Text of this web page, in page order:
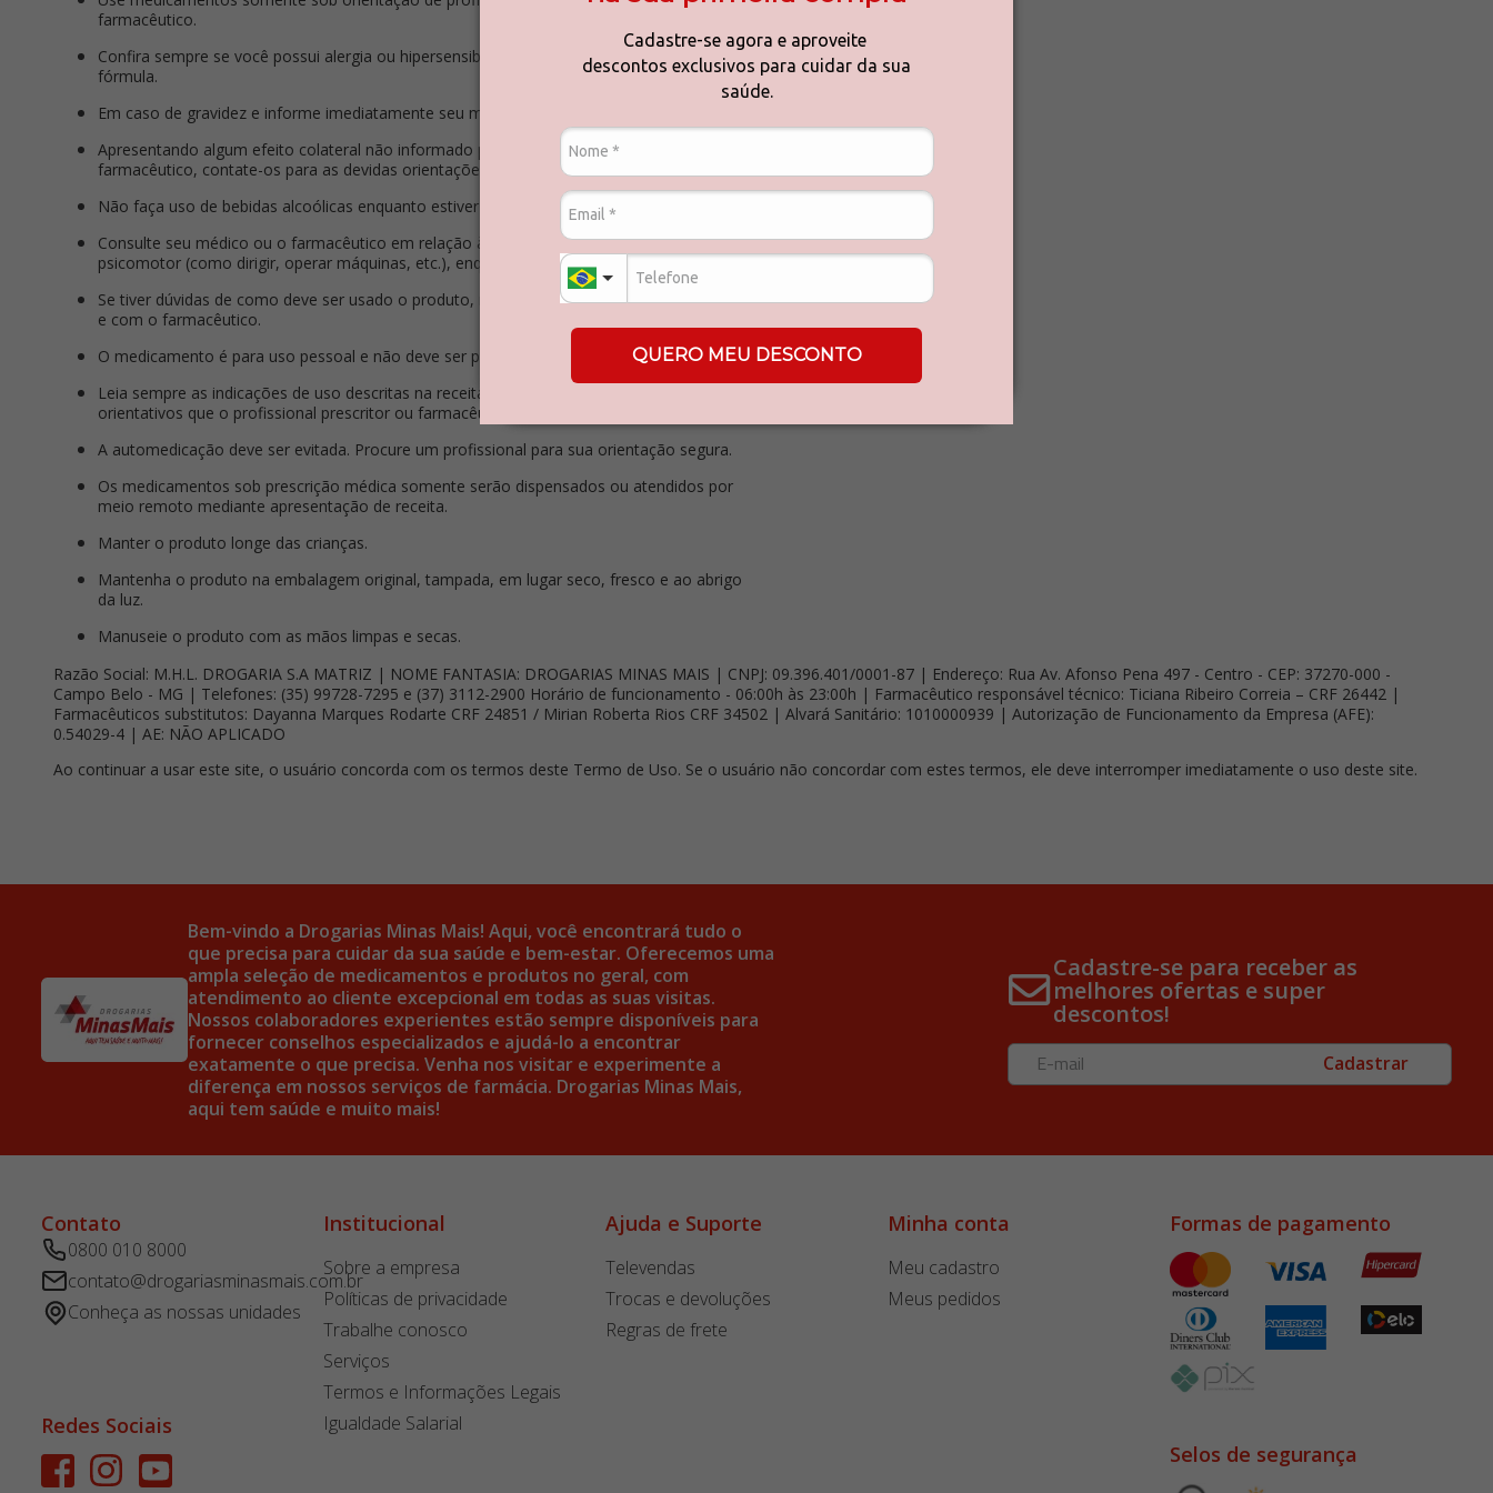
Cadastre-se agora e aproveite
descontos exclusivos para cuidar da sua
saúde.
QUERO MEU DESCONTO
farmacêutico.
Confira sempre se você possui alergia ou hipersensibilidade a algum componente da
fórmula.
Em caso de gravidez e informe imediatamente seu médico.
Apresentando algum efeito colateral não informado pelo seu médico ou pelo
farmacêutico, contate-os para as devidas orientações.
Não faça uso de bebidas alcoólicas enquanto estiver em tratamento medicamentoso.
Consulte seu médico ou o farmacêutico em relação às atividades que exijam controle
psicomotor (como dirigir, operar máquinas, etc.), enquanto durar o tratamento.
Se tiver dúvidas de como deve ser usado o produto, não hesite em falar com seu médico
e com o farmacêutico.
O medicamento é para uso pessoal e não deve ser passado para outras pessoas.
Leia sempre as indicações de uso descritas na receita, no rótulo, etiquetas ou folhetos
orientativos que o profissional prescritor ou farmacêutico fornecer.
A automedicação deve ser evitada. Procure um profissional para sua orientação segura.
Os medicamentos sob prescrição médica somente serão dispensados ou atendidos por
meio remoto mediante apresentação de receita.
Manter o produto longe das crianças.
Mantenha o produto na embalagem original, tampada, em lugar seco, fresco e ao abrigo
da luz.
Manuseie o produto com as mãos limpas e secas.
Razão Social: M.H.L. DROGARIA S.A MATRIZ | NOME FANTASIA: DROGARIAS MINAS MAIS | CNPJ: 09.396.401/0001-87 | Endereço: Rua Av. Afonso Pena 497 - Centro - CEP: 37270-000 -
Campo Belo - MG | Telefones: (35) 99728-7295 e (37) 3112-2900 Horário de funcionamento - 06:00h às 23:00h | Farmacêutico responsável técnico: Ticiana Ribeiro Correia – CRF 26442 |
Farmacêuticos substitutos: Dayanna Marques Rodarte CRF 24851 / Mirian Roberta Rios CRF 34502 | Alvará Sanitário: 1010000939 | Autorização de Funcionamento da Empresa (AFE):
0.54029-4 | AE: NÃO APLICADO
Ao continuar a usar este site, o usuário concorda com os termos deste Termo de Uso. Se o usuário não concordar com estes termos, ele deve interromper imediatamente o uso deste site.
Bem-vindo a Drogarias Minas Mais! Aqui, você encontrará tudo o
que precisa para cuidar da sua saúde e bem-estar. Oferecemos uma
ampla seleção de medicamentos e produtos no geral, com
atendimento ao cliente excepcional em todas as suas visitas.
Nossos colaboradores experientes estão sempre disponíveis para
fornecer conselhos especializados e ajudá-lo a encontrar
exatamente o que precisa. Venha nos visitar e experimente a
diferença em nossos serviços de farmácia. Drogarias Minas Mais,
aqui tem saúde e muito mais!
Cadastre-se para receber as
melhores ofertas e super
descontos!
Cadastrar
Contato
0800 010 8000
contato@drogariasminasmais.com.br
Conheça as nossas unidades
Redes Sociais
Institucional
Sobre a empresa
Políticas de privacidade
Trabalhe conosco
Serviços
Termos e Informações Legais
Igualdade Salarial
Ajuda e Suporte
Televendas
Trocas e devoluções
Regras de frete
Minha conta
Meu cadastro
Meus pedidos
Formas de pagamento
Selos de segurança